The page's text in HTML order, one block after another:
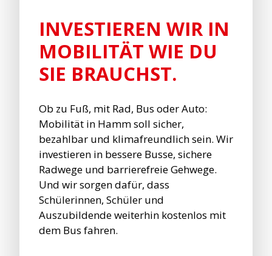
INVESTIEREN WIR IN
MOBILITÄT WIE DU
SIE BRAUCHST.
Ob zu Fuß, mit Rad, Bus oder Auto:
Mobilität in Hamm soll sicher,
bezahlbar und klimafreundlich sein. Wir
investieren in bessere Busse, sichere
Radwege und barrierefreie Gehwege.
Und wir sorgen dafür, dass
Schülerinnen, Schüler und
Auszubildende weiterhin kostenlos mit
dem Bus fahren.